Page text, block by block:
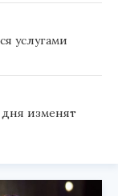
услугами
изменят